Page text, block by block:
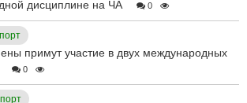
дисциплине на ЧА
0
примут участие в двух международных
0